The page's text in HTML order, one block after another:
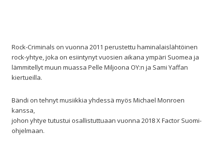
Rock-Criminals on vuonna 2011 perustettu haminalaislähtöinen
rock-yhtye, joka on esiintynyt vuosien aikana ympäri Suomea ja
lämmitellyt muun muassa Pelle Miljoona OY:n ja Sami Yaffan
kiertueilla.
Bändi on tehnyt musiikkia yhdessä myös Michael Monroen
kanssa,
johon yhtye tutustui osallistuttuaan vuonna 2018 X Factor Suomi-
ohjelmaan.